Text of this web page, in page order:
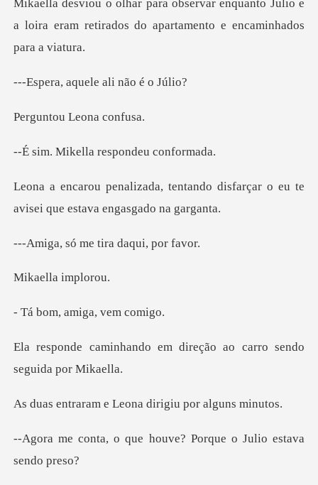
quanto Julio e
a loira eram retirados do
quele ali nã
u Leona
ella respond
tando disfarçar o eu te
avisei
me tira daq
la imp
amiga, v
em direção ao carro se
e Leona dirigiu p
ue houve? Porque o Ju